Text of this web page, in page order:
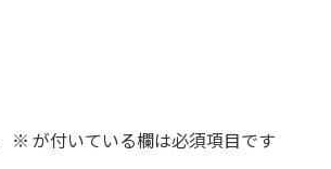
※ が付いている欄は必須項目です